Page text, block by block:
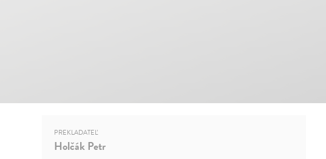
PREKLADATEĽ
Holčák Petr